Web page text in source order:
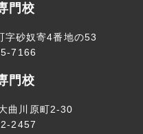
門校
砂奴寄4番地の53
7166
門校
曲川原町2-30
2457